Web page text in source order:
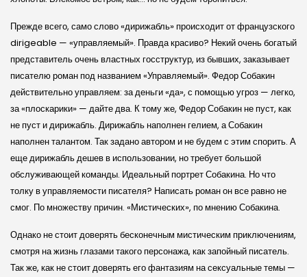
Прежде всего, само слово «дирижабль» происходит от французского
diri­geable — «управляемый». Правда красиво? Некий очень богатый
представитель очень властных госструктур, из бывших, заказывает
писателю роман под названием «Управляемый». Федор Собакин
действительно управляем: за деньги «да», с помощью угроз — легко,
за «плоскарики» — дайте два. К тому же, Федор Собакин не пуст, как
не пуст и дирижабль. Дирижабль наполнен гелием, а Собакин
наполнен талантом. Так задано автором и не будем с этим спорить. А
еще дирижабль дешев в использовании, но требует большой
обслуживающей команды. Идеальный портрет Собакина. Но что
толку в управляемости писателя? Написать роман он все равно не
смог. По множеству причин. «Мистических», по мнению Собакина.
Однако не стоит доверять бесконечным мистическим приключениям,
смотря на жизнь глазами такого персонажа, как запойный писатель.
Так же, как не стоит доверять его фантазиям на сексуальные темы —